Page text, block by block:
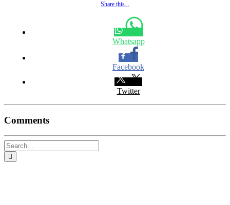
Share this...
Whatsapp
Facebook
Twitter
Comments